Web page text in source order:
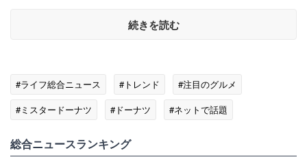
続きを読む
#ライフ総合ニュース #トレンド
#注目のグルメ
#ミスタードーナツ
#ドーナツ #ネットで話題
総合ニュースランキング